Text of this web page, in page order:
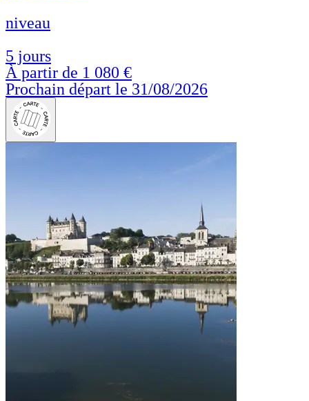
niveau
5 jours
À partir de 1 080 €
Prochain départ le 31/08/2026